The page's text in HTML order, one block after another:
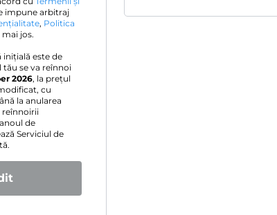
impune arbitraj
, Politica
jos.
este de
se va reînnoi
2026, la prețul
cu
la anularea
reînnoirii
de
Serviciul de